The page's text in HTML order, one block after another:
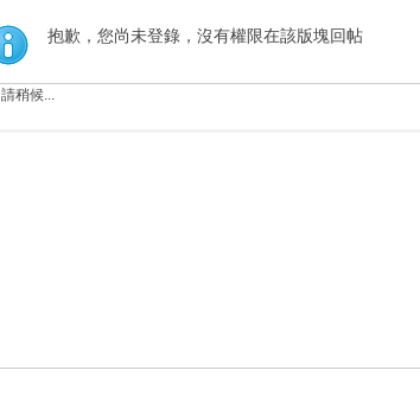
索
抱歉，您尚未登錄，沒有權限在該版塊回帖
請稍候...